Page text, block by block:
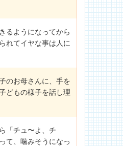
るようになってから
れてイヤな事は人に
のお母さんに、手を
どもの様子を話し理
「チュ〜よ、チ
て、噛みそうになっ